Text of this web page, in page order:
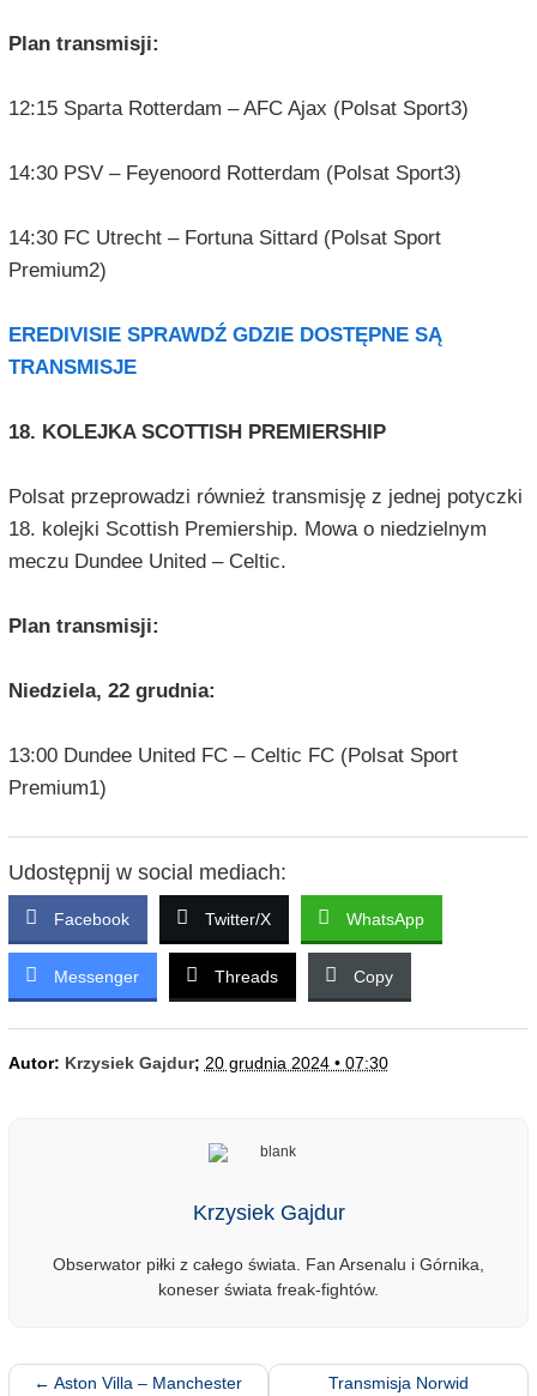
Plan transmisji:
12:15 Sparta Rotterdam – AFC Ajax (Polsat Sport3)
14:30 PSV – Feyenoord Rotterdam (Polsat Sport3)
14:30 FC Utrecht – Fortuna Sittard (Polsat Sport
Premium2)
EREDIVISIE SPRAWDŹ GDZIE DOSTĘPNE SĄ
TRANSMISJE
18. KOLEJKA SCOTTISH PREMIERSHIP
Polsat przeprowadzi również transmisję z jednej potyczki
18. kolejki Scottish Premiership. Mowa o niedzielnym
meczu Dundee United – Celtic.
Plan transmisji:
Niedziela, 22 grudnia:
13:00 Dundee United FC – Celtic FC (Polsat Sport
Premium1)
Udostępnij w social mediach:
Facebook Twitter/X WhatsApp
Messenger Threads Copy
Autor: Krzysiek Gajdur; 20 grudnia 2024 • 07:30
Krzysiek Gajdur
Obserwator piłki z całego świata. Fan Arsenalu i Górnika,
koneser świata freak-fightów.
← Aston Villa – Manchester
Transmisja Norwid